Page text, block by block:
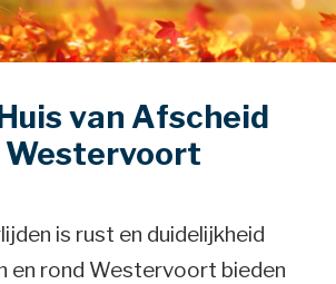
van Afscheid
Westervoort
is rust en duidelijkheid
en rond Westervoort bieden